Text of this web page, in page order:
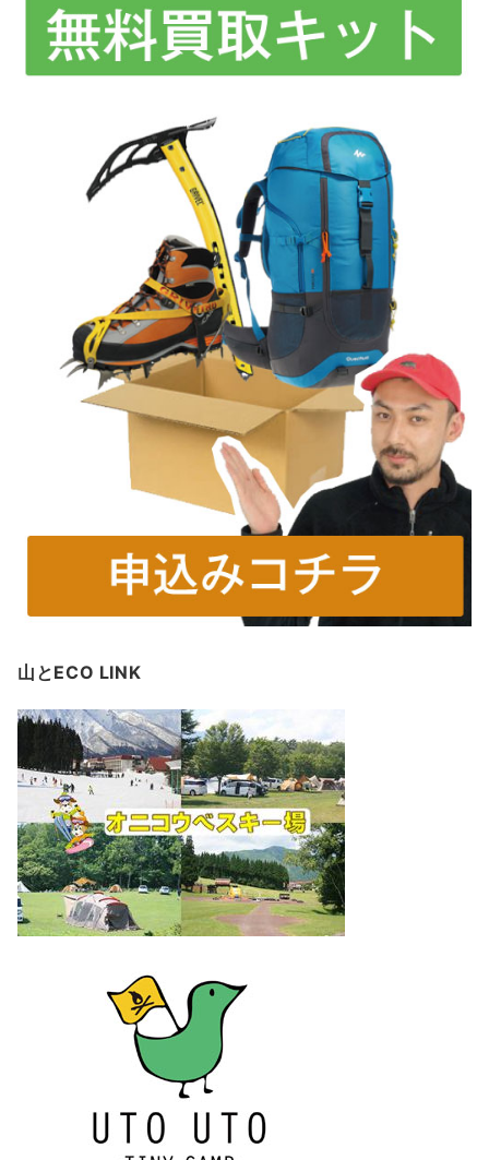
山とECO LINK